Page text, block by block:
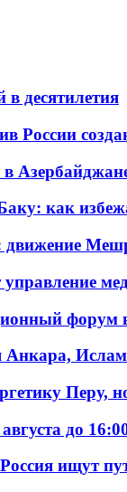
десятилетия
как
движение
форум
Анкара,
Перу,
до
ищут